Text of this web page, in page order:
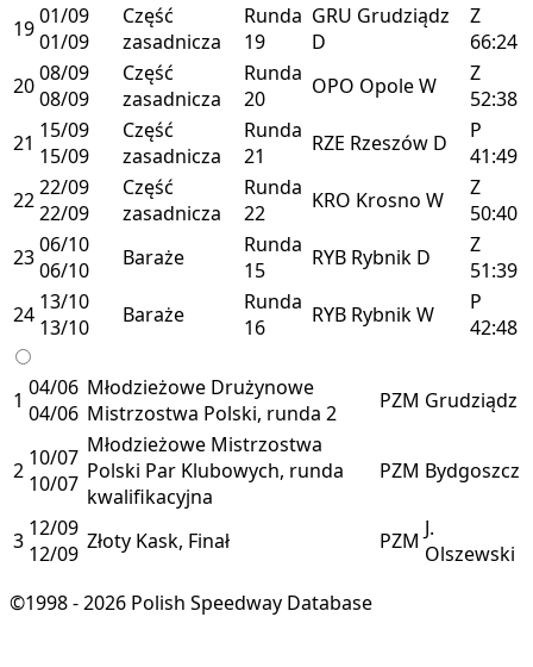
1901/09
01/09
Część
zasadnicza
Runda
19
GRU Grudziądz
D
Z
66:24
2008/09
08/09
Część
zasadnicza
Runda
20
OPO OpoleW
Z
52:38
21 15/09
15/09
Część
zasadnicza
Runda
21
RZE Rzeszów D
P
41:49
2222/09
22/09
Część
zasadnicza
Runda
22
KRO Krosno W
Z
50:40
2306/10
06/10
Baraże
Runda
15
RYB Rybnik D
Z
51:39
24 13/10
13/10
Baraże
Runda
16
RYB RybnikW
P
42:48
1 04/06
04/06
Młodzieżowe Drużynowe
Mistrzostwa Polski, runda 2
PZM Grudziądz
2 10/07
10/07
Młodzieżowe Mistrzostwa
Polski Par Klubowych, runda
kwalifikacyjna
PZM Bydgoszcz
3 12/09
12/09 Złoty Kask, Finał PZM J.
Olszewski
©1998 - 2026 Polish Speedway Database